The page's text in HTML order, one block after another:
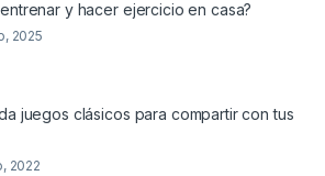
y hacer ejercicio en casa?
2025
juegos clásicos para compartir con tus
2022